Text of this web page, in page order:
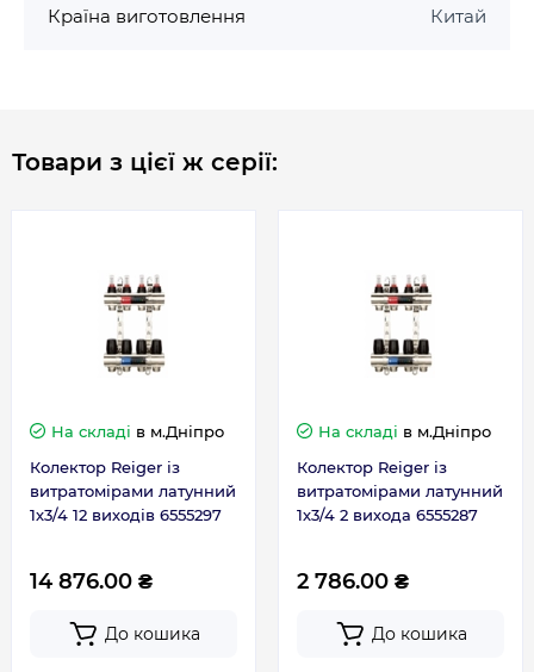
Країна виготовлення Китай
Товари з цієї ж серії:
На складі в м.Дніпро
Колектор Reiger із
витратомірами латунний
1х3/4 12 виходів 6555297
14 876.00 ₴
До кошика
На складі в м.Дніпро
Колектор Reiger із
витратомірами латунний
1х3/4 2 вихода 6555287
2 786.00 ₴
До кошика